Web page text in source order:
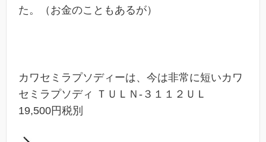
た。（お金のこともあるが）
カワセミラプソディーは、今は非常に短いカワ
セミラプソディ ＴＵＬＮ-３１１２ＵＬ
19,500円税別